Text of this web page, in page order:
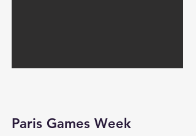
Paris Games Week